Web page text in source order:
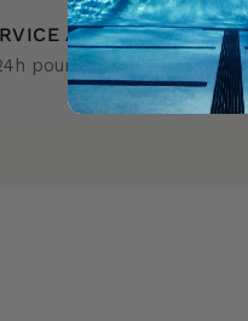
À LA CLIENTÈLE
pour répondre à vos